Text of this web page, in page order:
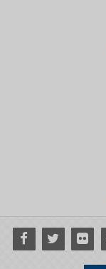
Facebook
Twitter Flickr